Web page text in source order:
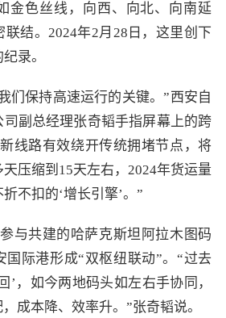
金色丝线，向西、向北、向南延
结。2024年2月28日，这里创下
录。
们保持高速运行的关键。”西安自
副总经理张奇韬手指屏幕上的跨
线路有效绕开传统拥堵节点，将
压缩到15天左右，2024年货运量
不扣的‘增长引擎’。”
与共建的哈萨克斯坦阿拉木图码
国际港形成“双枢纽联动”。“过去
’，如今两地码头如左右手协同，
成本降、效率升。”张奇韬说。